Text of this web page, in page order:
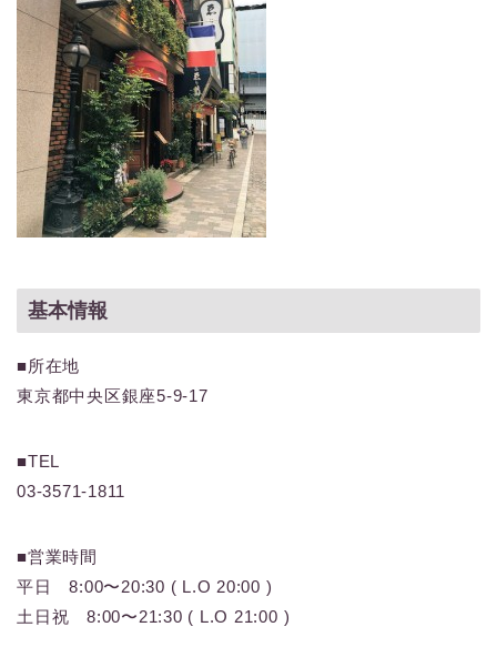
基本情報
■所在地
東京都中央区銀座5-9-17
■TEL
03-3571-1811
■営業時間
平日 8:00〜20:30 ( L.O 20:00 )
土日祝 8:00〜21:30 ( L.O 21:00 )